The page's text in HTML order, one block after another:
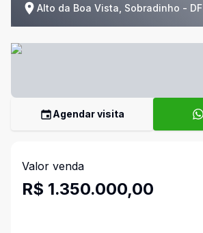
Alto da Boa Vista, Sobradinho - DF
Agendar visita
Valor venda
R$ 1.350.000,00